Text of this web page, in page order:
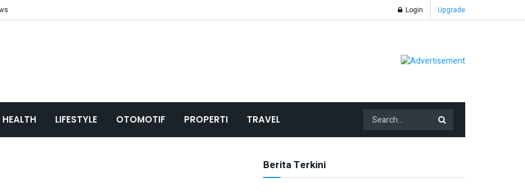
Login Upgrade
HEALTH LIFESTYLE OTOMOTIF PROPERTI TRAVEL
Berita Terkini